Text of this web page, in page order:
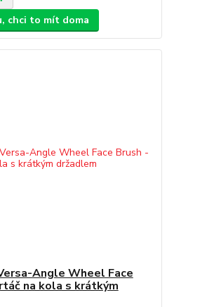
chci to mít doma
Angle Wheel Face
na kola s krátkým